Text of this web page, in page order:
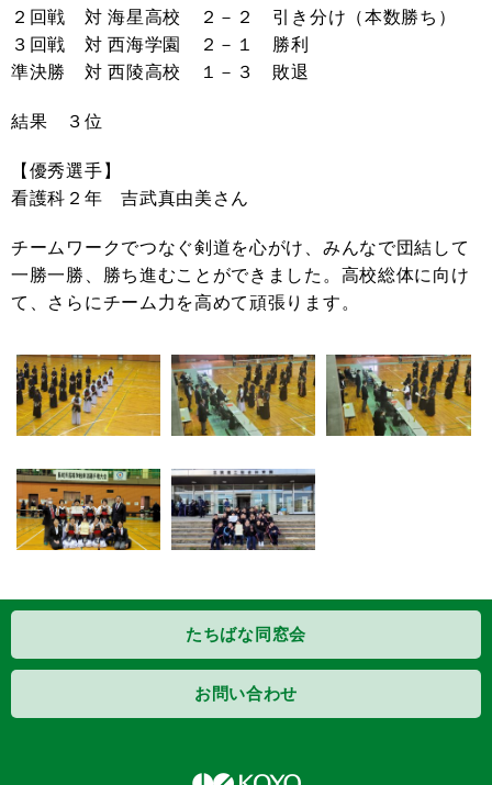
２回戦 対 海星高校 ２－２ 引き分け（本数勝ち）
３回戦 対 西海学園 ２－１ 勝利
準決勝 対 西陵高校 １－３ 敗退
結果 ３位
【優秀選手】
看護科２年 吉武真由美さん
チームワークでつなぐ剣道を心がけ、みんなで団結して
一勝一勝、勝ち進むことができました。高校総体に向け
て、さらにチーム力を高めて頑張ります。
たちばな同窓会
お問い合わせ